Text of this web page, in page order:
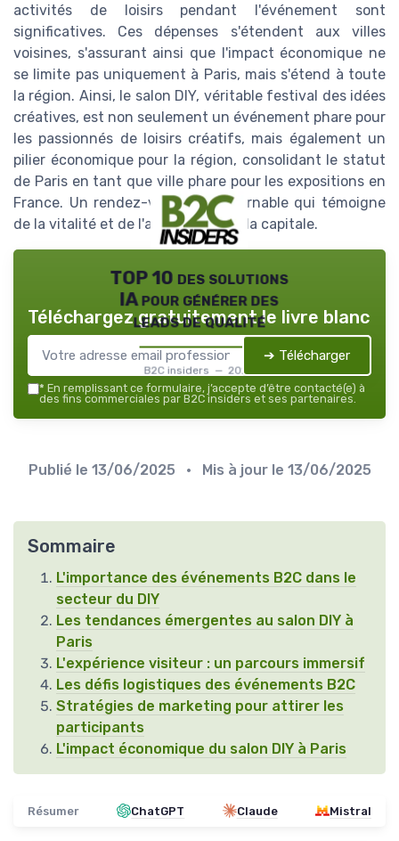
activités de loisirs pendant l'événement sont
significatives. Ces dépenses s'étendent aux villes
voisines, s'assurant ainsi que l'impact économique ne
se limite pas uniquement à Paris, mais s'étend à toute
la région. Ainsi, le salon DIY, véritable festival des idées
créatives, est non seulement un événement phare pour
les passionnés de loisirs créatifs, mais également un
pilier économique pour la région, consolidant le statut
de Paris en tant que ville phare pour les expositions en
France. Un rendez-vous incontournable qui témoigne
de la vitalité et de l'attractivité de la capitale.
TOP 10 des solutions
IA pour générer des
leads de qualité
B2C insiders — 2026
Téléchargez gratuitement le livre blanc
➔ Télécharger
* En remplissant ce formulaire, j’accepte d’être contacté(e) à
des fins commerciales par B2C insiders et ses partenaires.
Publié le 13/06/2025 • Mis à jour le 13/06/2025
Sommaire
L'importance des événements B2C dans le
secteur du DIY
Les tendances émergentes au salon DIY à
Paris
L'expérience visiteur : un parcours immersif
Les défis logistiques des événements B2C
Stratégies de marketing pour attirer les
participants
L'impact économique du salon DIY à Paris
Résumer ChatGPT Claude Mistral